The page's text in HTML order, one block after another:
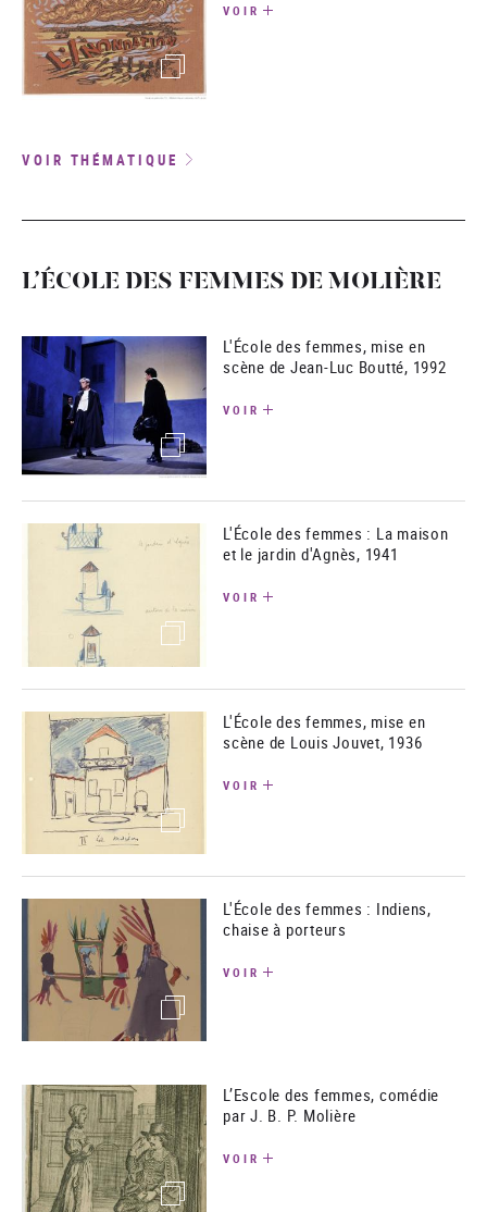
(image)
VOIR
VOIR THÉMATIQUE
L’ÉCOLE DES FEMMES DE MOLIÈRE
(image)
L'École des femmes, mise en
scène de Jean-Luc Boutté, 1992
VOIR
(image)
L'École des femmes : La maison
et le jardin d'Agnès, 1941
VOIR
(image)
L'École des femmes, mise en
scène de Louis Jouvet, 1936
VOIR
(image)
L'École des femmes : Indiens,
chaise à porteurs
VOIR
(image)
L’Escole des femmes, comédie
par J. B. P. Molière
VOIR